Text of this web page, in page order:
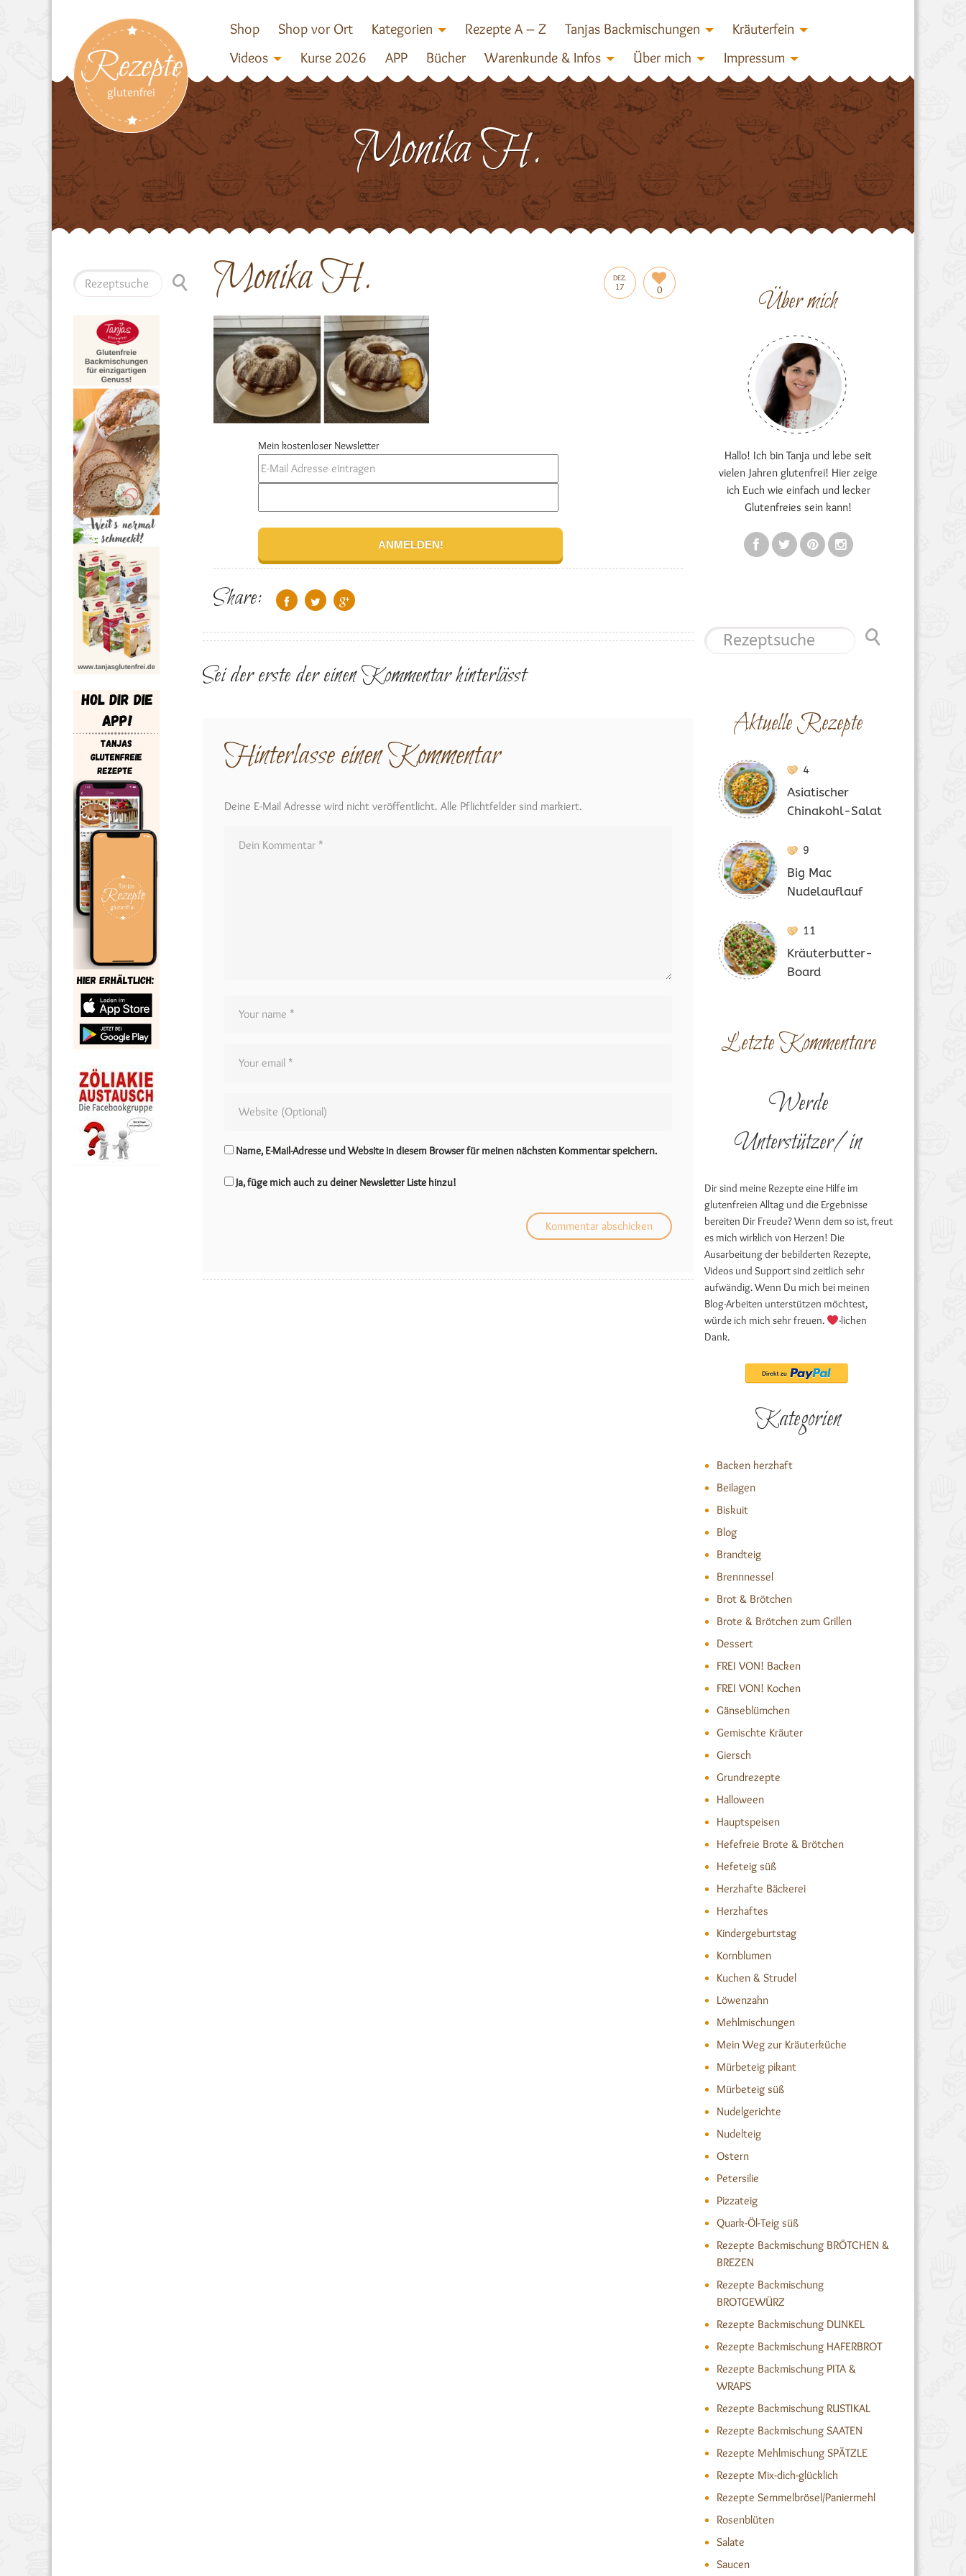
Rezepte
glutenfrei
Shop Shop vor Ort Kategorien Rezepte A – Z Tanjas Backmischungen
Kräuterfein
Videos
Kurse 2026 APP Bücher Warenkunde & Infos Über mich Impressum
Monika H.
DEZ.
17 0
Monika H.
Mein kostenloser Newsletter
Share:
Sei der erste der einen Kommentar hinterlässt
Hinterlasse einen Kommentar
Deine E-Mail Adresse wird nicht veröffentlicht. Alle Pflichtfelder sind markiert.
Name, E-Mail-Adresse und Website in diesem Browser für meinen nächsten Kommentar speichern.
Ja, füge mich auch zu deiner Newsletter Liste hinzu!
Über mich
Hallo! Ich bin Tanja und lebe seit
vielen Jahren glutenfrei! Hier zeige
ich Euch wie einfach und lecker
Glutenfreies sein kann!
Aktuelle Rezepte
4
Asiatischer
Chinakohl-Salat
9
Big Mac
Nudelauflauf
11
Kräuterbutter-
Board
Letzte Kommentare
Werde
Unterstützer/in
Dir sind meine Rezepte eine Hilfe im
glutenfreien Alltag und die Ergebnisse
bereiten Dir Freude? Wenn dem so ist, freut
es mich wirklich von Herzen! Die
Ausarbeitung der bebilderten Rezepte,
Videos und Support sind zeitlich sehr
aufwändig. Wenn Du mich bei meinen
Blog-Arbeiten unterstützen möchtest,
würde ich mich sehr freuen.
-lichen
Dank.
Kategorien
Backen herzhaft
Beilagen
Biskuit
Blog
Brandteig
Brennnessel
Brot & Brötchen
Brote & Brötchen zum Grillen
Dessert
FREI VON! Backen
FREI VON! Kochen
Gänseblümchen
Gemischte Kräuter
Giersch
Grundrezepte
Halloween
Hauptspeisen
Hefefreie Brote & Brötchen
Hefeteig süß
Herzhafte Bäckerei
Herzhaftes
Kindergeburtstag
Kornblumen
Kuchen & Strudel
Löwenzahn
Mehlmischungen
Mein Weg zur Kräuterküche
Mürbeteig pikant
Mürbeteig süß
Nudelgerichte
Nudelteig
Ostern
Petersilie
Pizzateig
Quark-Öl-Teig süß
Rezepte Backmischung BRÖTCHEN &
BREZEN
Rezepte Backmischung
BROTGEWÜRZ
Rezepte Backmischung DUNKEL
Rezepte Backmischung HAFERBROT
Rezepte Backmischung PITA &
WRAPS
Rezepte Backmischung RUSTIKAL
Rezepte Backmischung SAATEN
Rezepte Mehlmischung SPÄTZLE
Rezepte Mix-dich-glücklich
Rezepte Semmelbrösel/Paniermehl
Rosenblüten
Salate
Saucen